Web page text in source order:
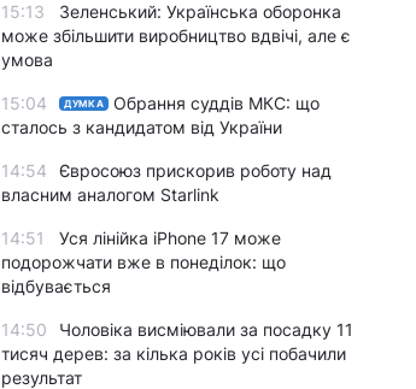
15:13
Зеленський: Українська оборонка
може збільшити виробництво вдвічі, але є
умова
15:04 ДУМКА
Обрання суддів МКС: що
сталось з кандидатом від України
14:54
Євросоюз прискорив роботу над
власним аналогом Starlink
14:51
Уся лінійка iPhone 17 може
подорожчати вже в понеділок: що
відбувається
14:50
Чоловіка висміювали за посадку 11
тисяч дерев: за кілька років усі побачили
результат